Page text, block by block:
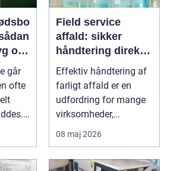
og
går
ofte
Field service
affald: sikker
håndtering direkte
hos virksomheden
Effektiv håndtering af
farligt affald er en
udfordring for mange
virksomheder,
laboratorier og...
08 maj 2026